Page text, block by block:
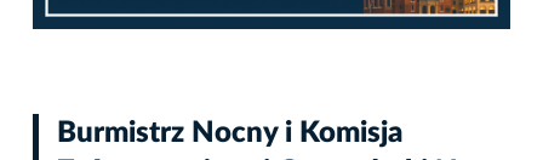
Burmistrz Nocny i Komisja